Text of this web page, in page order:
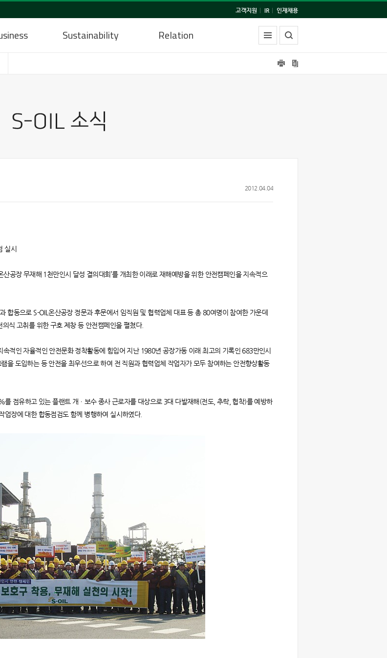
고객지원 IR 인재채용
Sustainability Relation
2012.04.04
실시
공장 무재해 1천만인시 달성 결의대회’를 개최한 이래로 재해예방을 위한 안전캠페인을 지속적으
합동으로 S-OIL온산공장 정문과 후문에서 임직원 및 협력업체 대표 등 총 80여명이 참여한 가운데
식 고취를 위한 구호 제창 등 안전캠페인을 펼쳤다.
적인 자율적인 안전문화 정착활동에 힘입어 지난 1980년 공장가동 이래 최고의 기록인 683만인시
을 도입하는 등 안전을 최우선으로 하여 전 직원과 협력업체 작업자가 모두 참여하는 안전향상활동
점유하고 있는 플랜트 개ㆍ보수 종사 근로자를 대상으로 3대 다발재해(전도, 추락, 협착)를 예방하
업장에 대한 합동점검도 함께 병행하여 실시하였다.